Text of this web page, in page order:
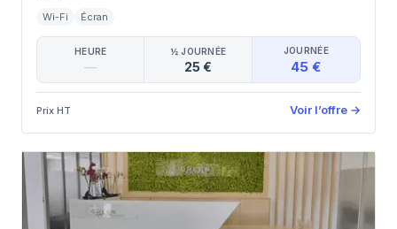
Wi-Fi Écran
HEURE
—
½ JOURNÉE
25 €
JOURNÉE
45 €
Prix HT Voir l’offre →